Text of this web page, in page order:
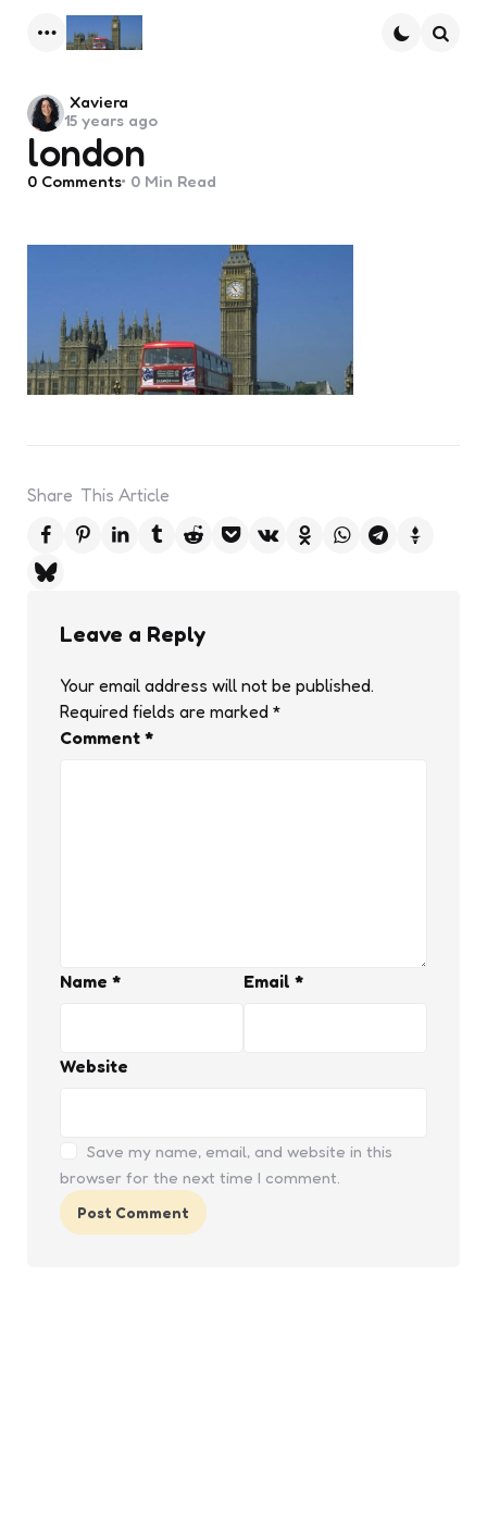
london
Posted
by
Xaviera
15 years ago
0 Comments 0 Min Read
Share This Article
Leave a Reply
Your email address will not be published.
Required fields are marked *
Comment *
Name * Email *
Website
Save my name, email, and website in this
browser for the next time I comment.